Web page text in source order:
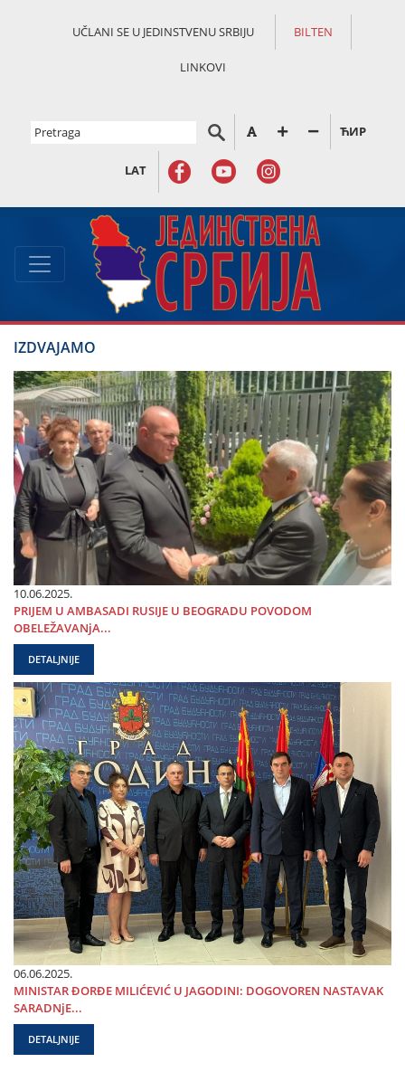
UČLANI SE U JEDINSTVENU SRBIJU BILTEN
LINKOVI
ЋИР
LAT
IZDVAJAMO
10.06.2025.
PRIЈEM U AMBASADI RUSIЈE U BEOGRADU POVODOM
OBELEŽAVANjA...
DETALJNIJE
06.06.2025.
MINISTAR ĐORĐE MILIĆEVIĆ U ЈAGODINI: DOGOVOREN NASTAVAK
SARADNjE...
DETALJNIJE